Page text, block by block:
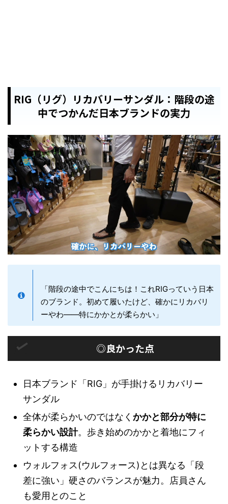
RIG（リグ）リカバリーサンダル：階段の途
中でつかんだ日本ブランドの実力
「階段の途中でこんにちは！これRIGっていう日本
のブランド。初めて履いたけど、確かにリカバリ
ーやわ——特にかかとが柔らかい」
◎良かった点
日本ブランド「RIG」が手掛けるリカバリー
サンダル
全体が柔らかいのではなく かかと部分が特に
柔らかい設計。歩き始めのかかと着地にフィ
ットする構造
ウォルフォス(ウルフォース)とは異なる「段
差に強い」硬さのバランスが魅力。店員さん
も愛用とのこと